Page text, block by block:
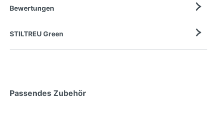
Bewertungen
STILTREU Green
Passendes Zubehör